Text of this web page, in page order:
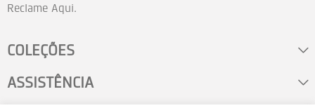
Reclame Aqui.
COLEÇÕES
ASSISTÊNCIA